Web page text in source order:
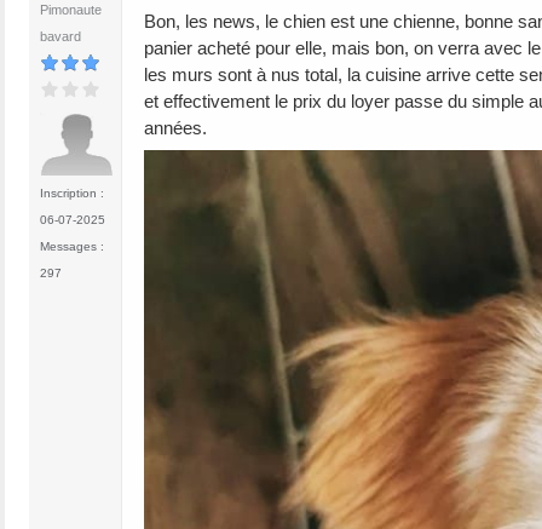
Pimonaute
bavard
Inscription :
06-07-2025
Messages :
297
Bon, les news, le chien est une chienne, bonne
panier acheté pour elle, mais bon, on verra avec
les murs sont à nus total, la cuisine arrive cette
et effectivement le prix du loyer passe du simple
années.